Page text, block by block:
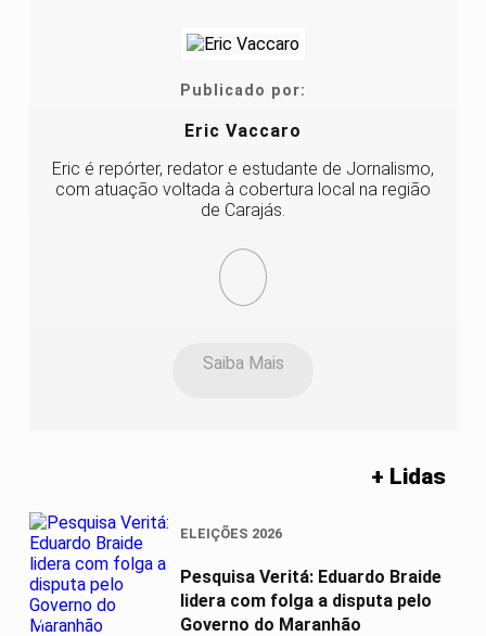
Publicado por:
Eric Vaccaro
Eric é repórter, redator e estudante de Jornalismo,
com atuação voltada à cobertura local na região
de Carajás.
Saiba Mais
+ Lidas
01
ELEIÇÕES 2026
Pesquisa Veritá: Eduardo Braide
lidera com folga a disputa pelo
Governo do Maranhão